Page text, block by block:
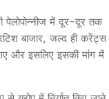
में दूर-दूर तक
बाजार, जल्द ही करेंट्स
और इसलिए इसकी मांग में